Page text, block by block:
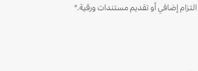
التزام إضافي أو تقديم مستندات ورقية.*